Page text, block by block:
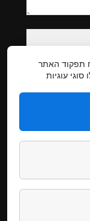
תפקוד האתר
עוגיות